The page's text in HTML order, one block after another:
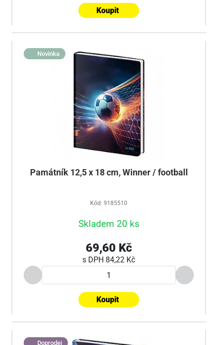
Koupit
Novinka
Památník 12,5 x 18 cm, Winner / football
Kód: 9185510
Skladem 20 ks
69,60 Kč
s DPH 84,22 Kč
Koupit
Doprodej